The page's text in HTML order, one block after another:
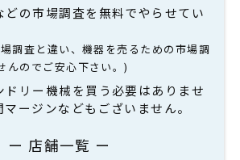
どの市場調査を無料でやらせてい
調査と違い、機器を売るための市場調
んのでご安心下さい。)
ドリー機械を買う必要はありませ
ージンなどもございません。
ー 店舗一覧 ー